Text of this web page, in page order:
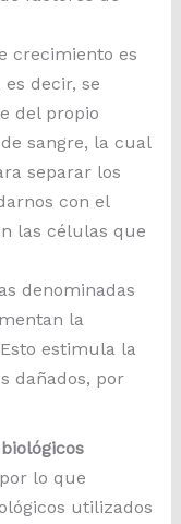
crecimiento es
decir, se
del propio
sangre, la cual
separar los
con el
las células que
denominadas
la
estimula la
dañados, por
lo que
utilizados